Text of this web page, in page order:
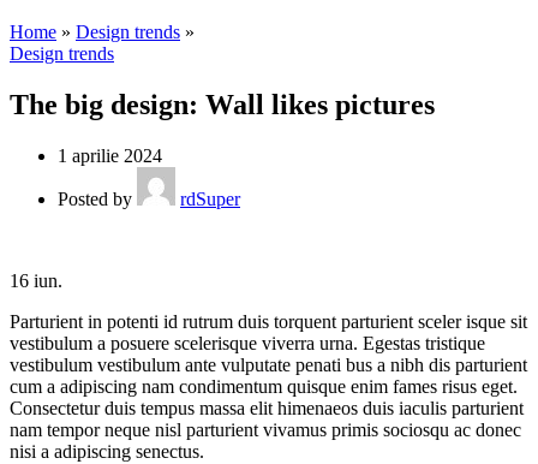
Home » Design trends »
Design trends
The big design: Wall likes pictures
1 aprilie 2024
Posted by rdSuper
16 iun.
Parturient in potenti id rutrum duis torquent parturient sceler isque sit
vestibulum a posuere scelerisque viverra urna. Egestas tristique
vestibulum vestibulum ante vulputate penati bus a nibh dis parturient
cum a adipiscing nam condimentum quisque enim fames risus eget.
Consectetur duis tempus massa elit himenaeos duis iaculis parturient
nam tempor neque nisl parturient vivamus primis sociosqu ac donec
nisi a adipiscing senectus.